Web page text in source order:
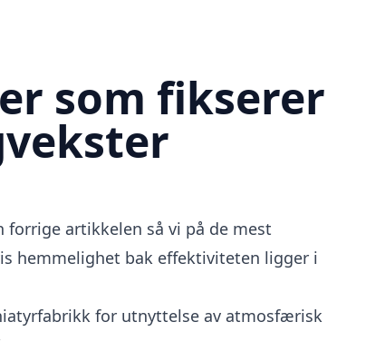
som fikserer
artikkelen så vi på de mest
hemmelighet bak effektiviteten ligger i
for utnyttelse av atmosfærisk